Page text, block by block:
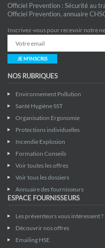
Officiel Prevention : Sécurité au
Officiel Prevention, annuaire
Inscrivez-vous pour recevoir notre
JE M'INSCRIS
NOS RUBRIQUES
Environnement Pollution
Santé Hygiène SST
Organisation Ergonomie
Protections individuelles
Incendie Explosion
Formation Conseils
Voir toutes les offres
Voir tous les dossiers
Annuaire des fournisseurs
ESPACE FOURNISSEURS
Les préventeurs vous intéressent ?
Découvrir nos offres
Emailing HSE